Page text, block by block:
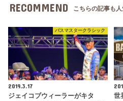
RECOMMEND こちらの記事も人
バスマスタークラシック
2019.3.17
ジェイコブウィーラーがキタ
世